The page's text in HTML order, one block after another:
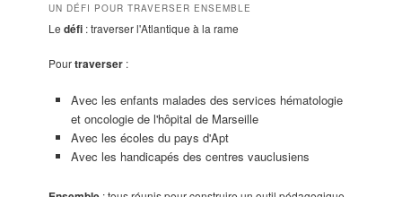
UN DÉFI POUR TRAVERSER ENSEMBLE
Ledéfi : traverser l'Atlantique à la rame
Pourtraverser :
Avec les enfants malades des services hématologie
et oncologie de l'hôpital de Marseille
Avec les écoles du pays d'Apt
Avec les handicapés des centres vauclusiens